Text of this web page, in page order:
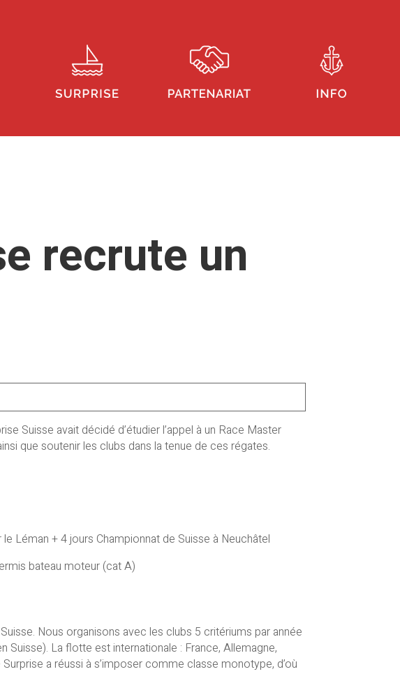
recrute un
Suisse avait décidé d’étudier l’appel à un Race Master
que soutenir les clubs dans la tenue de ces régates.
Léman + 4 jours Championnat de Suisse à Neuchâtel
bateau moteur (cat A)
Nous organisons avec les clubs 5 critériums par année
Suisse). La flotte est internationale : France, Allemagne,
a réussi à s’imposer comme classe monotype, d’où